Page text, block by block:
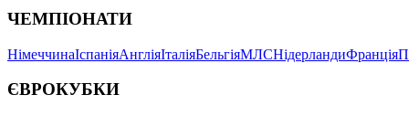
ЧЕМПІОНАТИ
НімеччинаІспаніяАнгліяІталіяБельгіяМЛСНідерландиФранція
ЄВРОКУБКИ